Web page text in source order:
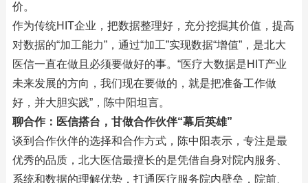
价。
作为传统HIT企业，把数据整理好，充分挖掘其价值，提高
对数据的“加工能力”，通过“加工”实现数据“增值”，是北大
医信一直在做且必须要做好的事。“医疗大数据是HIT产业
未来发展的方向，我们现在要做的，就是把准备工作做
好，并大胆实践”，陈中阳坦言。
聊合作：医信搭台，甘做合作伙伴“幕后英雄”
谈到合作伙伴的选择和合作方式，陈中阳表示，专注是最
优秀的品质，北大医信最擅长的是凭借自身对院内服务、
系统和数据的理解优势，打通医疗服务院内壁垒，院前、